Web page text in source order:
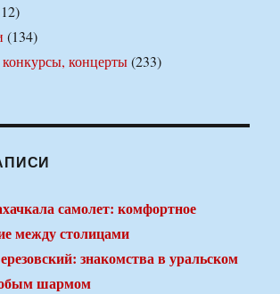
(134)
концерты(233)
самолет: комфортное
между столицами
знакомства в уральском
шармом